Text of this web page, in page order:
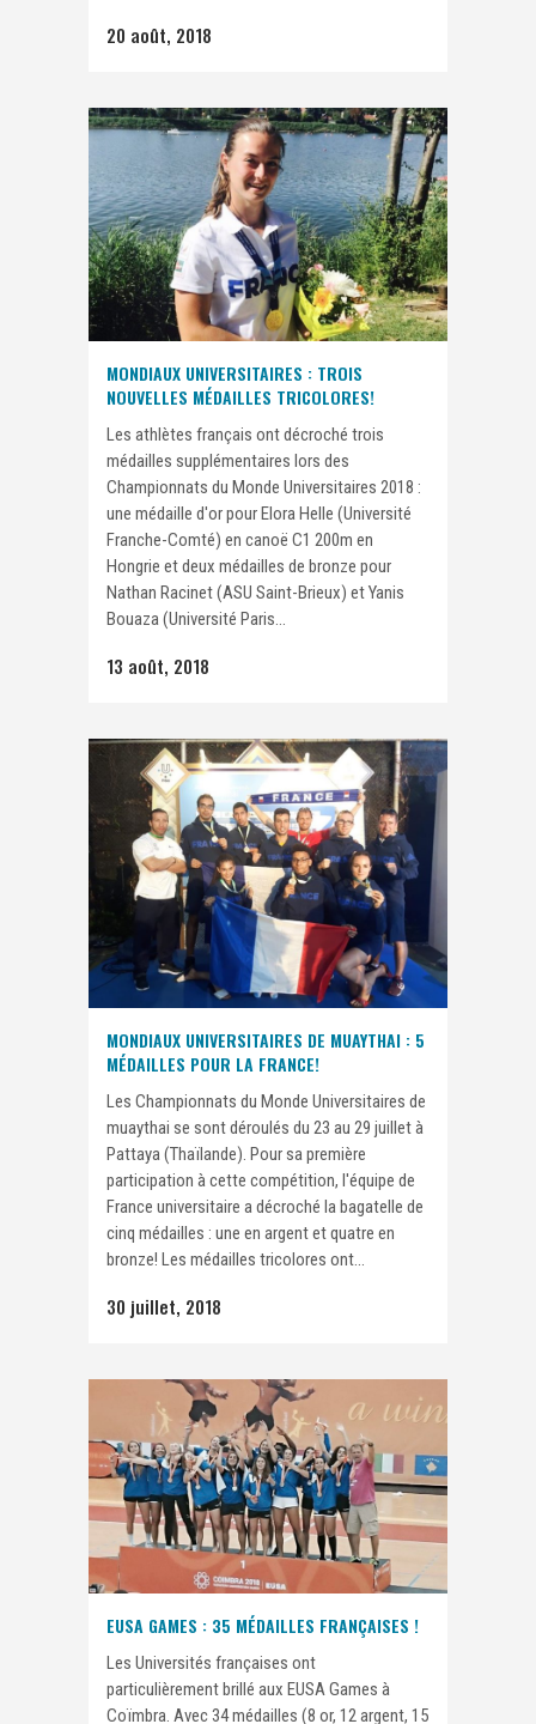
20 août, 2018
MONDIAUX UNIVERSITAIRES : TROIS
NOUVELLES MÉDAILLES TRICOLORES!
Les athlètes français ont décroché trois
médailles supplémentaires lors des
Championnats du Monde Universitaires 2018 :
une médaille d'or pour Elora Helle (Université
Franche-Comté) en canoë C1 200m en
Hongrie et deux médailles de bronze pour
Nathan Racinet (ASU Saint-Brieux) et Yanis
Bouaza (Université Paris...
13 août, 2018
MONDIAUX UNIVERSITAIRES DE MUAYTHAI : 5
MÉDAILLES POUR LA FRANCE!
Les Championnats du Monde Universitaires de
muaythai se sont déroulés du 23 au 29 juillet à
Pattaya (Thaïlande). Pour sa première
participation à cette compétition, l'équipe de
France universitaire a décroché la bagatelle de
cinq médailles : une en argent et quatre en
bronze! Les médailles tricolores ont...
30 juillet, 2018
EUSA GAMES : 35 MÉDAILLES FRANÇAISES !
Les Universités françaises ont
particulièrement brillé aux EUSA Games à
Coïmbra. Avec 34 médailles (8 or, 12 argent, 15